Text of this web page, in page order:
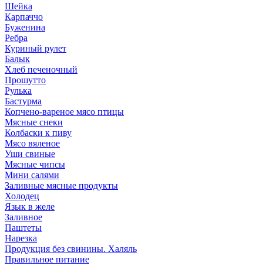
Шейка
Карпаччо
Буженина
Ребра
Куриный рулет
Балык
Хлеб печеночный
Прошутто
Рулька
Бастурма
Копчено-вареное мясо птицы
Мясные снеки
Колбаски к пиву
Мясо вяленое
Уши свиные
Мясные чипсы
Мини салями
Заливные мясные продукты
Холодец
Язык в желе
Заливное
Паштеты
Нарезка
Продукция без свинины. Халяль
Правильное питание